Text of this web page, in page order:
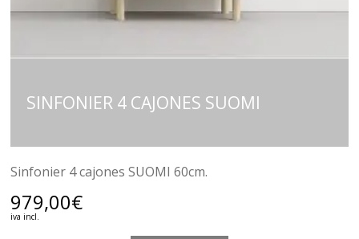
SINFONIER 4 CAJONES SUOMI
Sinfonier 4 cajones SUOMI 60cm.
979,00€
iva incl.